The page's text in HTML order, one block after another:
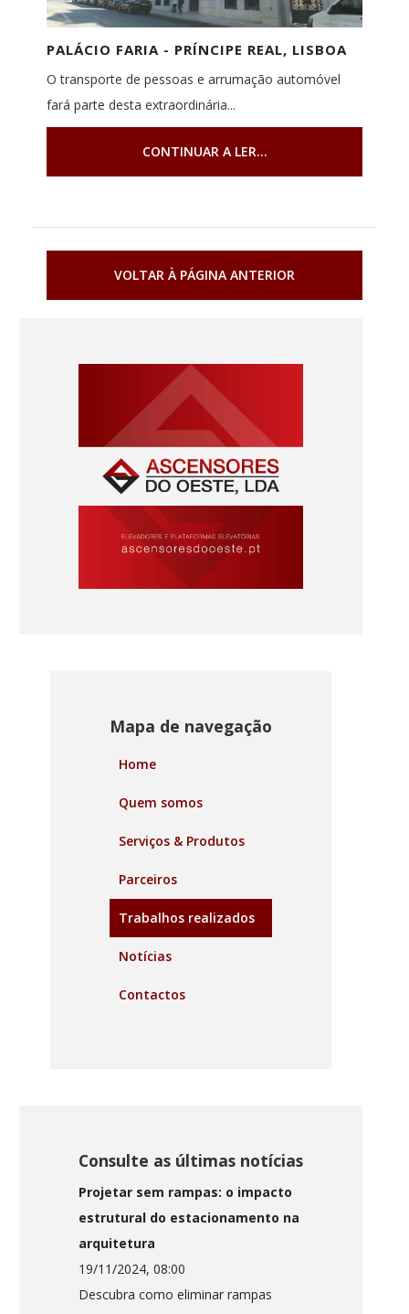
PALÁCIO FARIA - PRÍNCIPE REAL, LISBOA
O transporte de pessoas e arrumação automóvel
fará parte desta extraordinária...
CONTINUAR A LER...
VOLTAR À PÁGINA ANTERIOR
Mapa de navegação
Home
Quem somos
Serviços & Produtos
Parceiros
Trabalhos realizados
Notícias
Contactos
Consulte as últimas notícias
Projetar sem rampas: o impacto
estrutural do estacionamento na
arquitetura
19/11/2024, 08:00
Descubra como eliminar rampas